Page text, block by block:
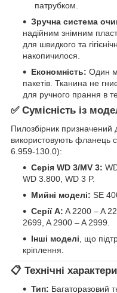
патрубком.
Зручна система
надійним знімним
для швидкого та
накопичилося.
Економність: Один
пакетів. Тканина не
для ручного прання в
✅ Сумісність із
Пилозбірник
використовують фланець
6.959-130.0):
Серія WD 3/MV 3:
WD 3.800, WD 3 P.
Мийні моделі: SE
Серії A: A 2200 – A
2699, A 2900 – A 2999.
Інші моделі , що
кріплення.
📋 Технічні
Тип: Багаторазовий